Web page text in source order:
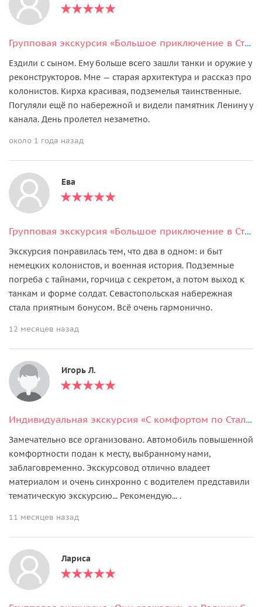
Групповая экскурсия «Большое приключение в Старую Сарепту»
Ездили с сыном. Ему больше всего зашли танки и оружие у
реконструкторов. Мне — старая архитектура и рассказ про
колонистов. Кирха красивая, подземелья таинственные.
Погуляли ещё по набережной и видели памятник Ленину у
канала. День пролетел незаметно.
около 1 года назад
Ева
Групповая экскурсия «Большое приключение в Старую Сарепту»
Экскурсия понравилась тем, что два в одном: и быт
немецких колонистов, и военная история. Подземные
погреба с тайнами, горчица с секретом, а потом выход к
танкам и форме солдат. Севастопольская набережная
стала приятным бонусом. Всё очень гармонично.
12 месяцев назад
Игорь Л.
Индивидуальная экскурсия «С комфортом по Сталинграду»
Замечательно все организовано. Автомобиль повышенной
комфортности подан к месту, выбранному нами,
заблаговременно. Экскурсовод отлично владеет
материалом и очень синхронно с водителем представили
тематическую экскурсию... Рекомендую... .
11 месяцев назад
Лариса